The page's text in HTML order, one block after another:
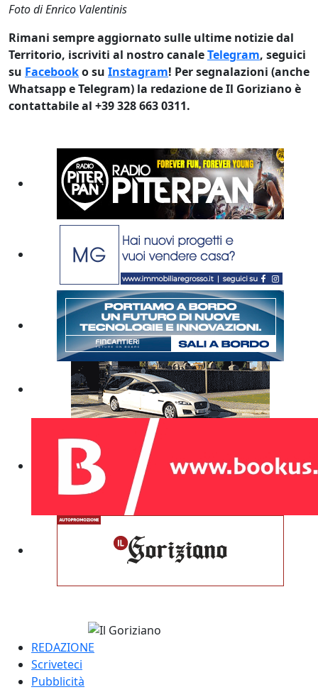
Foto di Enrico Valentinis
Rimani sempre aggiornato sulle ultime notizie dal
Territorio, iscriviti al nostro canaleTelegram, seguici
su Facebooko su Instagram! Per segnalazioni (anche
Whatsapp e Telegram) la redazione de Il Goriziano è
contattabile al +39 328 663 0311.
REDAZIONE
Scriveteci
Pubblicità